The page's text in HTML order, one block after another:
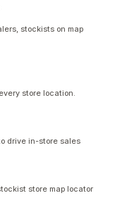
stockists on map
store location.
drive in-store sales
store map locator